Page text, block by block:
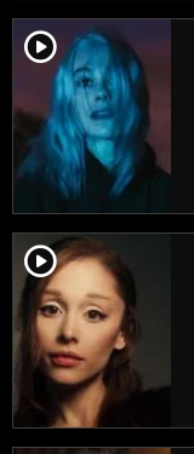
player2
player2